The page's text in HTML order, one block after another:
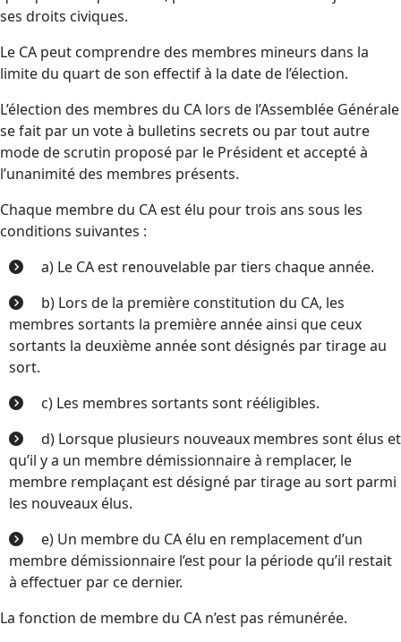
ses droits civiques.
Le CA peut comprendre des membres mineurs dans la
limite du quart de son effectif à la date de l’élection.
L’élection des membres du CA lors de l’Assemblée Générale
se fait par un vote à bulletins secrets ou par tout autre
mode de scrutin proposé par le Président et accepté à
l’unanimité des membres présents.
Chaque membre du CA est élu pour trois ans sous les
conditions suivantes :
a) Le CA est renouvelable par tiers chaque année.
b) Lors de la première constitution du CA, les
membres sortants la première année ainsi que ceux
sortants la deuxième année sont désignés par tirage au
sort.
c) Les membres sortants sont rééligibles.
d) Lorsque plusieurs nouveaux membres sont élus et
qu’il y a un membre démissionnaire à remplacer, le
membre remplaçant est désigné par tirage au sort parmi
les nouveaux élus.
e) Un membre du CA élu en remplacement d’un
membre démissionnaire l’est pour la période qu’il restait
à effectuer par ce dernier.
La fonction de membre du CA n’est pas rémunérée.